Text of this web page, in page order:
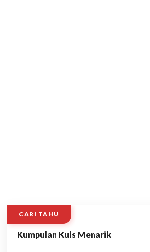
CARI TAHU
Kumpulan Kuis Menarik